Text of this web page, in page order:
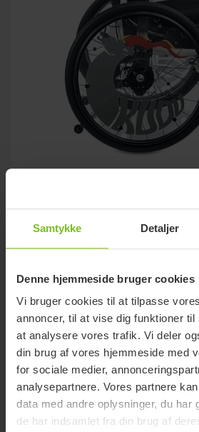
Samtykke Detaljer
Denne hjemmeside bruger cookies
Vi bruger cookies til at tilpasse
annoncer, til at vise dig funktioner
at analysere vores trafik. Vi deler
din brug af vores hjemmeside med
for sociale medier,
analysepartnere. Vores partnere
data med andre oplysninger, du har
de har indsamlet fra din brug af
Komfortkørestolen der vokser med